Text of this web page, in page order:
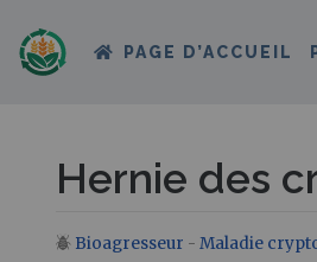
PAGE D’ACCUEIL
Hernie des
Aller à :navigation,
Bioagresseur - Maladie